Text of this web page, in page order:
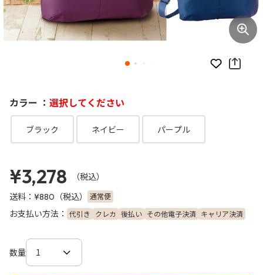
お気に入り
カラー ： 選択してください
ブラック ネイビー パープル
¥3,278
（税込）
送料： ¥880 （税込） 通常便
お支払い方法： 代引き クレカ 後払い その他電子決済 キャリア決済
数量